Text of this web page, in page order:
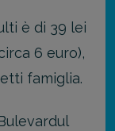
è di 39 lei
6 euro),
famiglia.